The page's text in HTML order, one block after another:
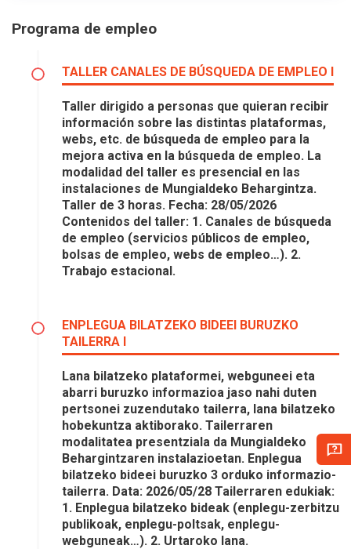
Programa de empleo
TALLER CANALES DE BÚSQUEDA DE EMPLEO I
Taller dirigido a personas que quieran recibir
información sobre las distintas plataformas,
webs, etc. de búsqueda de empleo para la
mejora activa en la búsqueda de empleo. La
modalidad del taller es presencial en las
instalaciones de Mungialdeko Behargintza.
Taller de 3 horas. Fecha: 28/05/2026
Contenidos del taller: 1. Canales de búsqueda
de empleo (servicios públicos de empleo,
bolsas de empleo, webs de empleo…). 2.
Trabajo estacional.
ENPLEGUA BILATZEKO BIDEEI BURUZKO
TAILERRA I
Lana bilatzeko plataformei, webguneei eta
abarri buruzko informazioa jaso nahi duten
pertsonei zuzendutako tailerra, lana bilatzeko
hobekuntza aktiborako. Tailerraren
modalitatea presentziala da Mungialdeko
Behargintzaren instalazioetan. Enplegua
bilatzeko bideei buruzko 3 orduko informazio-
tailerra. Data: 2026/05/28 Tailerraren edukiak:
1. Enplegua bilatzeko bideak (enplegu-zerbitzu
publikoak, enplegu-poltsak, enplegu-
webguneak…). 2. Urtaroko lana.